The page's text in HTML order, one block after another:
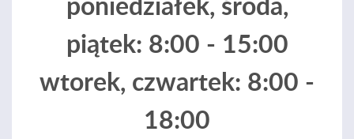
piątek: 8:00 - 15:00
wtorek, czwartek: 8:00 -
18:00